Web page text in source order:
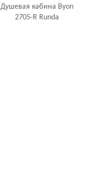
Душевая кабина Byon
2705-R Runda